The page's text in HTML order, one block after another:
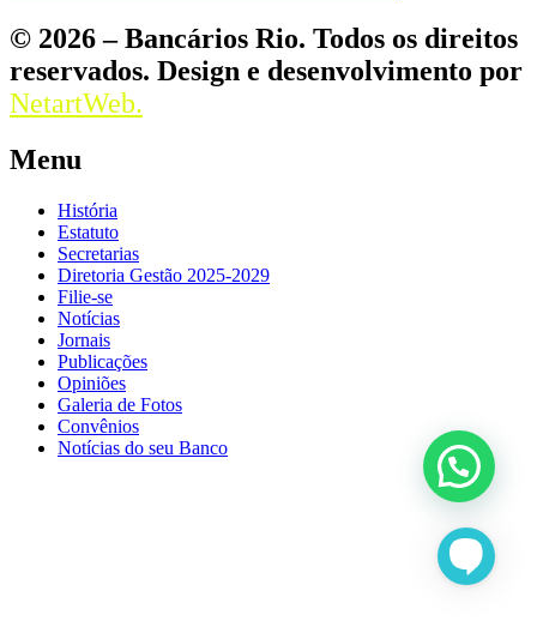
© 2026 – Bancários Rio. Todos os direitos
reservados. Design e desenvolvimento por
NetartWeb.
Menu
História
Estatuto
Secretarias
Diretoria Gestão 2025-2029
Filie-se
Notícias
Jornais
Publicações
Opiniões
Galeria de Fotos
Convênios
Notícias do seu Banco